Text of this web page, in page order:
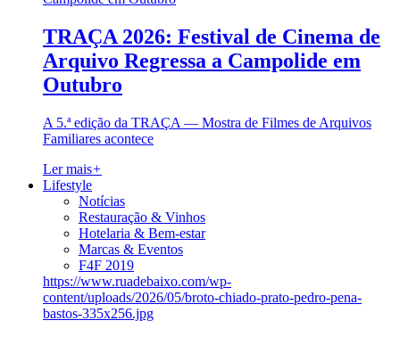
TRAÇA 2026: Festival de Cinema de
Arquivo Regressa a Campolide em
Outubro
A 5.ª edição da TRAÇA — Mostra de Filmes de Arquivos
Familiares acontece
Ler mais+
Lifestyle
Notícias
Restauração & Vinhos
Hotelaria & Bem-estar
Marcas & Eventos
F4F 2019
https://www.ruadebaixo.com/wp-
content/uploads/2026/05/broto-chiado-prato-pedro-pena-
bastos-335x256.jpg